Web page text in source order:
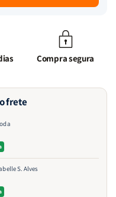
Compra segura
frete
S. Alves